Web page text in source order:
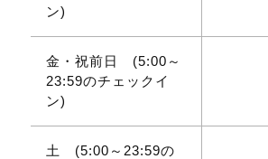
ン)
金・祝前日 (5:00～
23:59のチェックイ
ン)
土 (5:00～23:59の